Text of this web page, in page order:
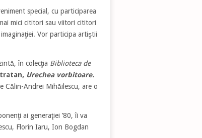
special, cu participarea
mici cititori sau viitori cititori
Vor participa artiştii
în colecţia Biblioteca de
Urechea vorbitoare.
Călin-Andrei Mihăilescu, are o
ai generaţiei ’80, îi va
Florin Iaru, Ion Bogdan